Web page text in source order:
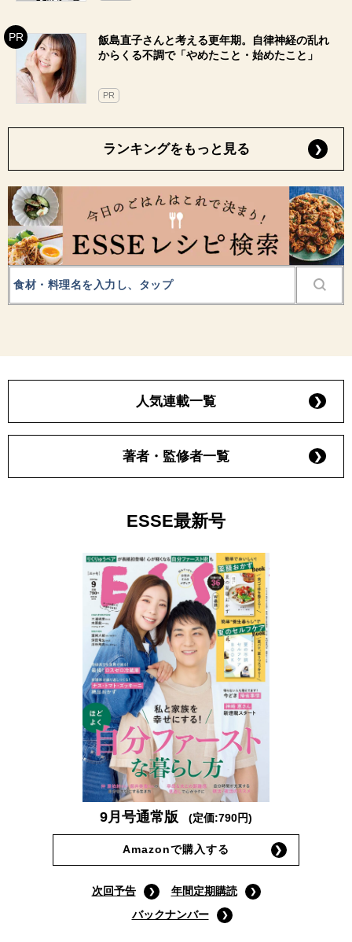
飯島直子さんと考える更年期。自律神経の乱れ
からくる不調で「やめたこと・始めたこと」
PR
ランキングをもっと見る
人気連載一覧
著者・監修者一覧
ESSE最新号
9月号通常版 (定価:790円)
Amazonで購入する
次回予告
年間定期購読
バックナンバー